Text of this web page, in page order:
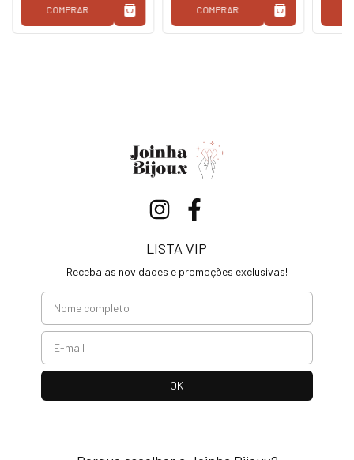
COMPRAR COMPRAR
LISTA VIP
Receba as novidades e promoções exclusivas!